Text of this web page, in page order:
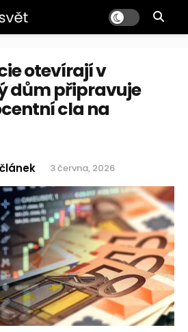
otevírají v
dům připravuje
cla na
3 června, 2026